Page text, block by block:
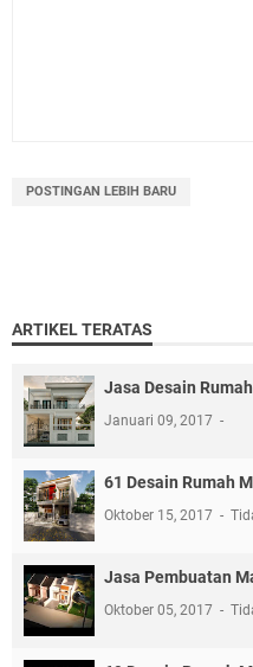
POSTINGAN LEBIH BARU
ARTIKEL TERATAS
Jasa Desain
Januari 09, 2017
61 Desain Rumah
Oktober 15, 2017
Jasa Pembuatan
Oktober 05, 2017